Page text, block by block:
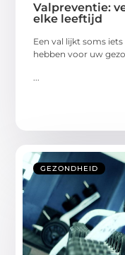
Valpreventie:
elke leeftijd
Een val lijkt soms
hebben voor uw
GEZONDHEID